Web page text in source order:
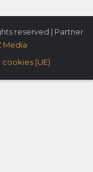
reserved | Partner
Media
(UE)